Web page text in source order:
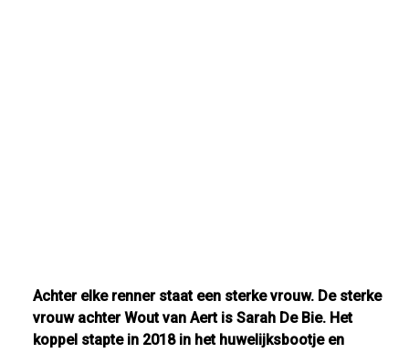
Achter elke renner staat een sterke vrouw. De sterke
vrouw achter Wout van Aert is Sarah De Bie. Het
koppel stapte in 2018 in het huwelijksbootje en